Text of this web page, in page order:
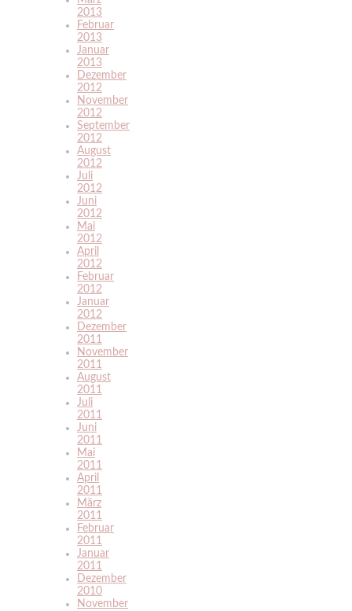
2013
Februar
2013
Januar
2013
Dezember
2012
November
2012
September
2012
August
2012
Juli
2012
Juni
2012
Mai
2012
April
2012
Februar
2012
Januar
2012
Dezember
2011
November
2011
August
2011
Juli
2011
Juni
2011
Mai
2011
April
2011
März
2011
Februar
2011
Januar
2011
Dezember
2010
November